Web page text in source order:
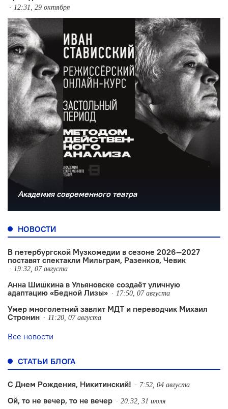
12:31, 29 октября
Академия современного театра
НОВОСТИ
В петербургской Музкомедии в сезоне 2026—2027
поставят спектакли Мильграм, Разенков, Чевик
19:32, 07 августа
Анна Шишкина в Ульяновске создаëт уличную
адаптацию «Бедной Лизы»
17:50, 07 августа
Умер многолетний завлит МДТ и переводчик Михаил
Стронин
11:20, 07 августа
Все новости
СТАТЬИ БЛОГА
С Днем Рождения, Никитинский! 7:52, 04 августа
Ой, то не вечер, то не вечер 20:32, 31 июля